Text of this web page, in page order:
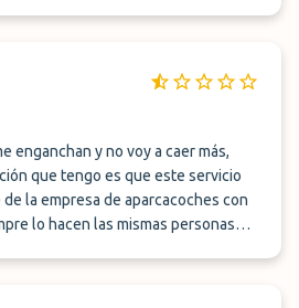
enganchan y no voy a caer más,
que tengo es que este servicio
la empresa de aparcacoches con